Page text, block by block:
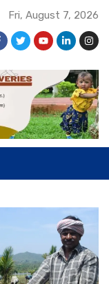
Fri, August 7, 2026